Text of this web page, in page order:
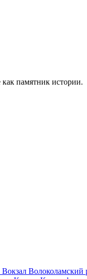
памятник истории.
Вокзал Волоколамский